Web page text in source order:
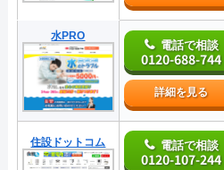
水PRO
電話で相談
0120-688-744
詳細を見る
住設ドットコム 電話で相談
0120-107-244